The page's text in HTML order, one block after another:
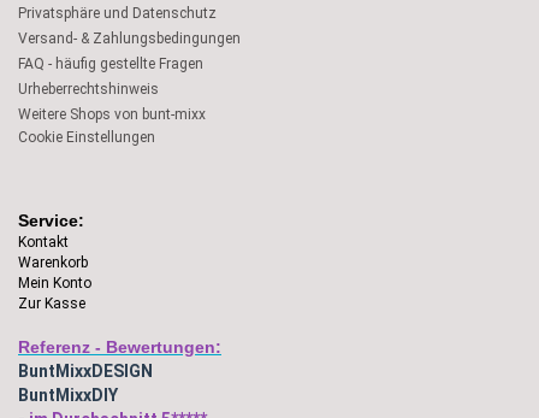
Privatsphäre und Datenschutz
Versand- & Zahlungsbedingungen
FAQ - häufig gestellte Fragen
Urheberrechtshinweis
Weitere Shops von bunt-mixx
Cookie Einstellungen
Service:
Kontakt
Warenkorb
Mein Konto
Zur Kasse
Referenz - Bewertungen:
BuntMixxDESIGN
BuntMixxDIY